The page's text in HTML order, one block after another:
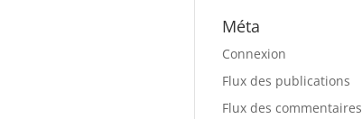
Méta
Connexion
Flux des publications
Flux des commentaires